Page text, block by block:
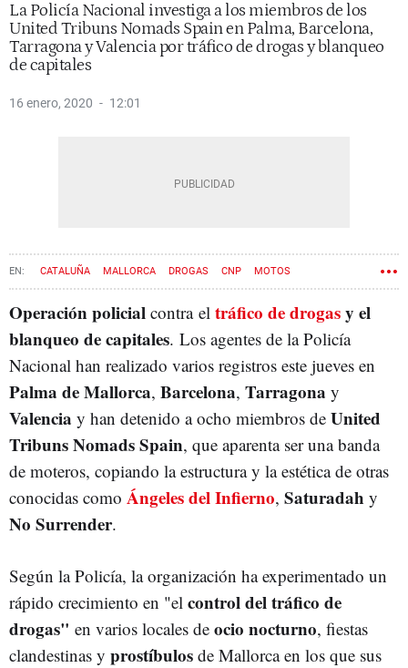
La Policía Nacional investiga a los miembros de los
United Tribuns Nomads Spain en Palma, Barcelona,
Tarragona y Valencia por tráfico de drogas y blanqueo
de capitales
16 enero, 2020 12:01
CATALUÑA MALLORCA DROGAS CNP MOTOS
Operación policial contra el tráfico de drogasy el
blanqueo de capitales. Los agentes de la Policía
Nacional han realizado varios registros este jueves en
Palma de Mallorca, Barcelona, Tarragona y
Valencia y han detenido a ocho miembros de United
Tribuns Nomads Spain, que aparenta ser una banda
de moteros, copiando la estructura y la estética de otras
conocidas como Ángeles del Infierno, Saturadah y
No Surrender.
Según la Policía, la organización ha experimentado un
rápido crecimiento en "el control del tráfico de
drogas" en varios locales de ocio nocturno, fiestas
clandestinas y prostíbulos de Mallorca en los que sus